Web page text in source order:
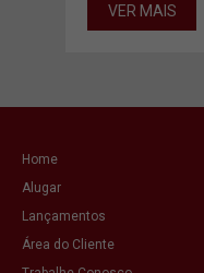
VER MAIS
Home
Alugar
Lançamentos
Área do Cliente